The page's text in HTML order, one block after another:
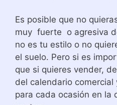
Es posible que no
muy fuerte o agresiva
no es tu estilo o no
el suelo. Pero si es
que si quieres vender,
del calendario
para cada ocasión en la